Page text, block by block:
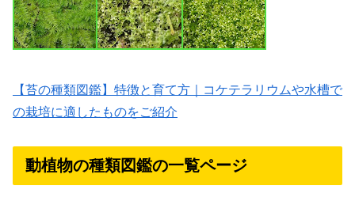
【苔の種類図鑑】特徴と育て方｜コケテラリウムや水槽で
の栽培に適したものをご紹介
動植物の種類図鑑の一覧ページ